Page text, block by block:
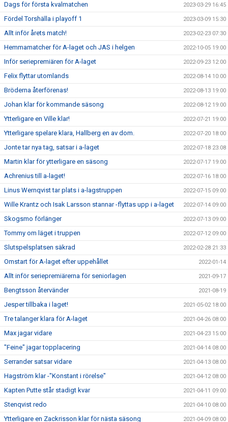
Dags för första kvalmatchen 2023-03-29 16:45
Fördel Torshälla i playoff 1 2023-03-09 15:30
Allt inför årets match! 2023-02-23 07:30
Hemmamatcher för A-laget och JAS i helgen 2022-10-05 19:00
Inför seriepremiären för A-laget 2022-09-23 12:00
Felix flyttar utomlands 2022-08-14 10:00
Bröderna återförenas! 2022-08-13 19:00
Johan klar för kommande säsong 2022-08-12 19:00
Ytterligare en Ville klar! 2022-07-21 19:00
Ytterligare spelare klara, Hallberg en av dom. 2022-07-20 18:00
Jonte tar nya tag, satsar i a-laget 2022-07-18 23:08
Martin klar för ytterligare en säsong 2022-07-17 19:00
Achrenius till a-laget! 2022-07-16 18:00
Linus Wernqvist tar plats i a-lagstruppen 2022-07-15 09:00
Wille Krantz och Isak Larsson stannar -flyttas upp i a-laget 2022-07-14 09:00
Skogsmo förlänger 2022-07-13 09:00
Tommy om läget i truppen 2022-07-12 09:00
Slutspelsplatsen säkrad 2022-02-28 21:33
Omstart för A-laget efter uppehållet 2022-01-14
Allt inför seriepremiärerna för seniorlagen 2021-09-17
Bengtsson återvänder 2021-08-19
Jesper tillbaka i laget! 2021-05-02 18:00
Tre talanger klara för A-laget 2021-04-26 08:00
Max jagar vidare 2021-04-23 15:00
"Feine" jagar topplacering 2021-04-14 08:00
Serrander satsar vidare 2021-04-13 08:00
Hagström klar -"Konstant i rörelse" 2021-04-12 08:00
Kapten Putte står stadigt kvar 2021-04-11 09:00
Stenqvist redo 2021-04-10 08:00
Ytterligare en Zackrisson klar för nästa säsong 2021-04-09 08:00